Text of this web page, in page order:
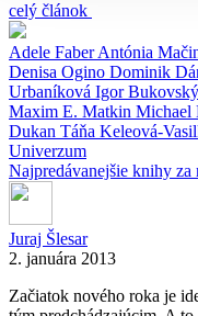
celý článok
Adele FaberAntónia
Denisa Ogino Dominik
Urbaníková Igor Bukovský
Maxim E. Matkin Michael
Dukan Táňa Keleová-
Univerzum
Najpredávanejšie knihy
Juraj Šlesar
2. januára 2013
Začiatok nového roka je